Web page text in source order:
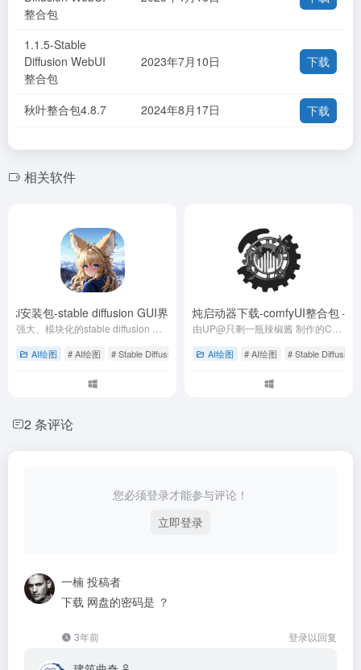
整合包
1.1.5-Stable
Diffusion WebUI
整合包
2023年7月10日 下载
秋叶整合包4.8.7 2024年8月17日 下载
相关软件
安装包-stable diffusion GUI界面
- 【强烈推荐】秋葉aaaki comfyUI整合包
AI绘图 # AI绘图 # Stable Diffusion # 秋叶
铁锅炖启动器下载-comfyUI整合包-
AI绘图 # AI绘图 # Stable Diffusion
2 条评论
您必须登录才能参与评论！
立即登录
一楠 投稿者
下载 网盘的密码是 ？
3年前 登录以回复